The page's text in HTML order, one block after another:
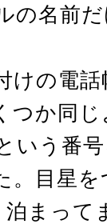
の名前
けの電
つか同
いう番
。目星
まって